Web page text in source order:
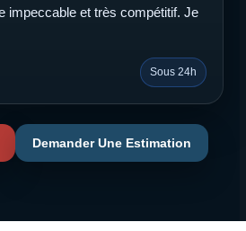
impeccable et très compétitif. Je
Sous 24h
Demander Une Estimation